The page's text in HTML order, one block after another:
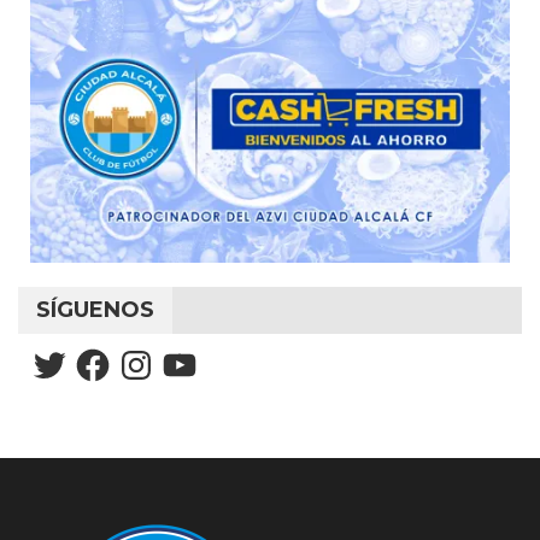
SÍGUENOS
TwitterFacebookInstagramYouTube